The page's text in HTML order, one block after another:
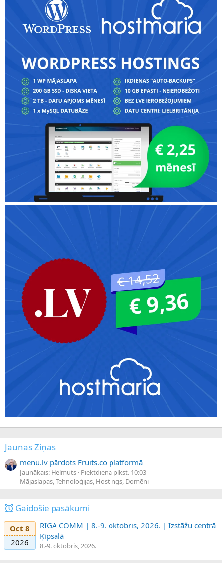
Jaunas Ziņas
menu.lv pārdots Fruits.co platformā
Jaunākais: Helmuts Piektdiena plkst. 10:03
Mājaslapas, Tehnoloģijas, Hostings, Domēni
Gaidošie pasākumi
Oct 8
2026
RIGA COMM | 8.-9. oktobris, 2026. | Izstāžu centrā
Ķīpsalā
8.-9. oktobris, 2026.